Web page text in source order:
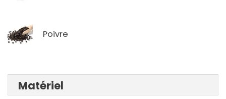
Poivre
Matériel